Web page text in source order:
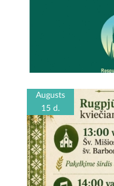
Augusts
15 d.